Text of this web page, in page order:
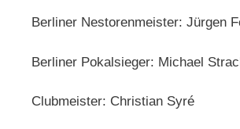
Berliner Nestorenmeister: Jürgen
Berliner Pokalsieger: Michael
Clubmeister: Christian Syré